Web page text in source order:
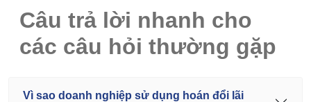
Câu trả lời nhanh cho
các câu hỏi thường gặp
Vì sao doanh nghiệp sử dụng hoán đổi lãi